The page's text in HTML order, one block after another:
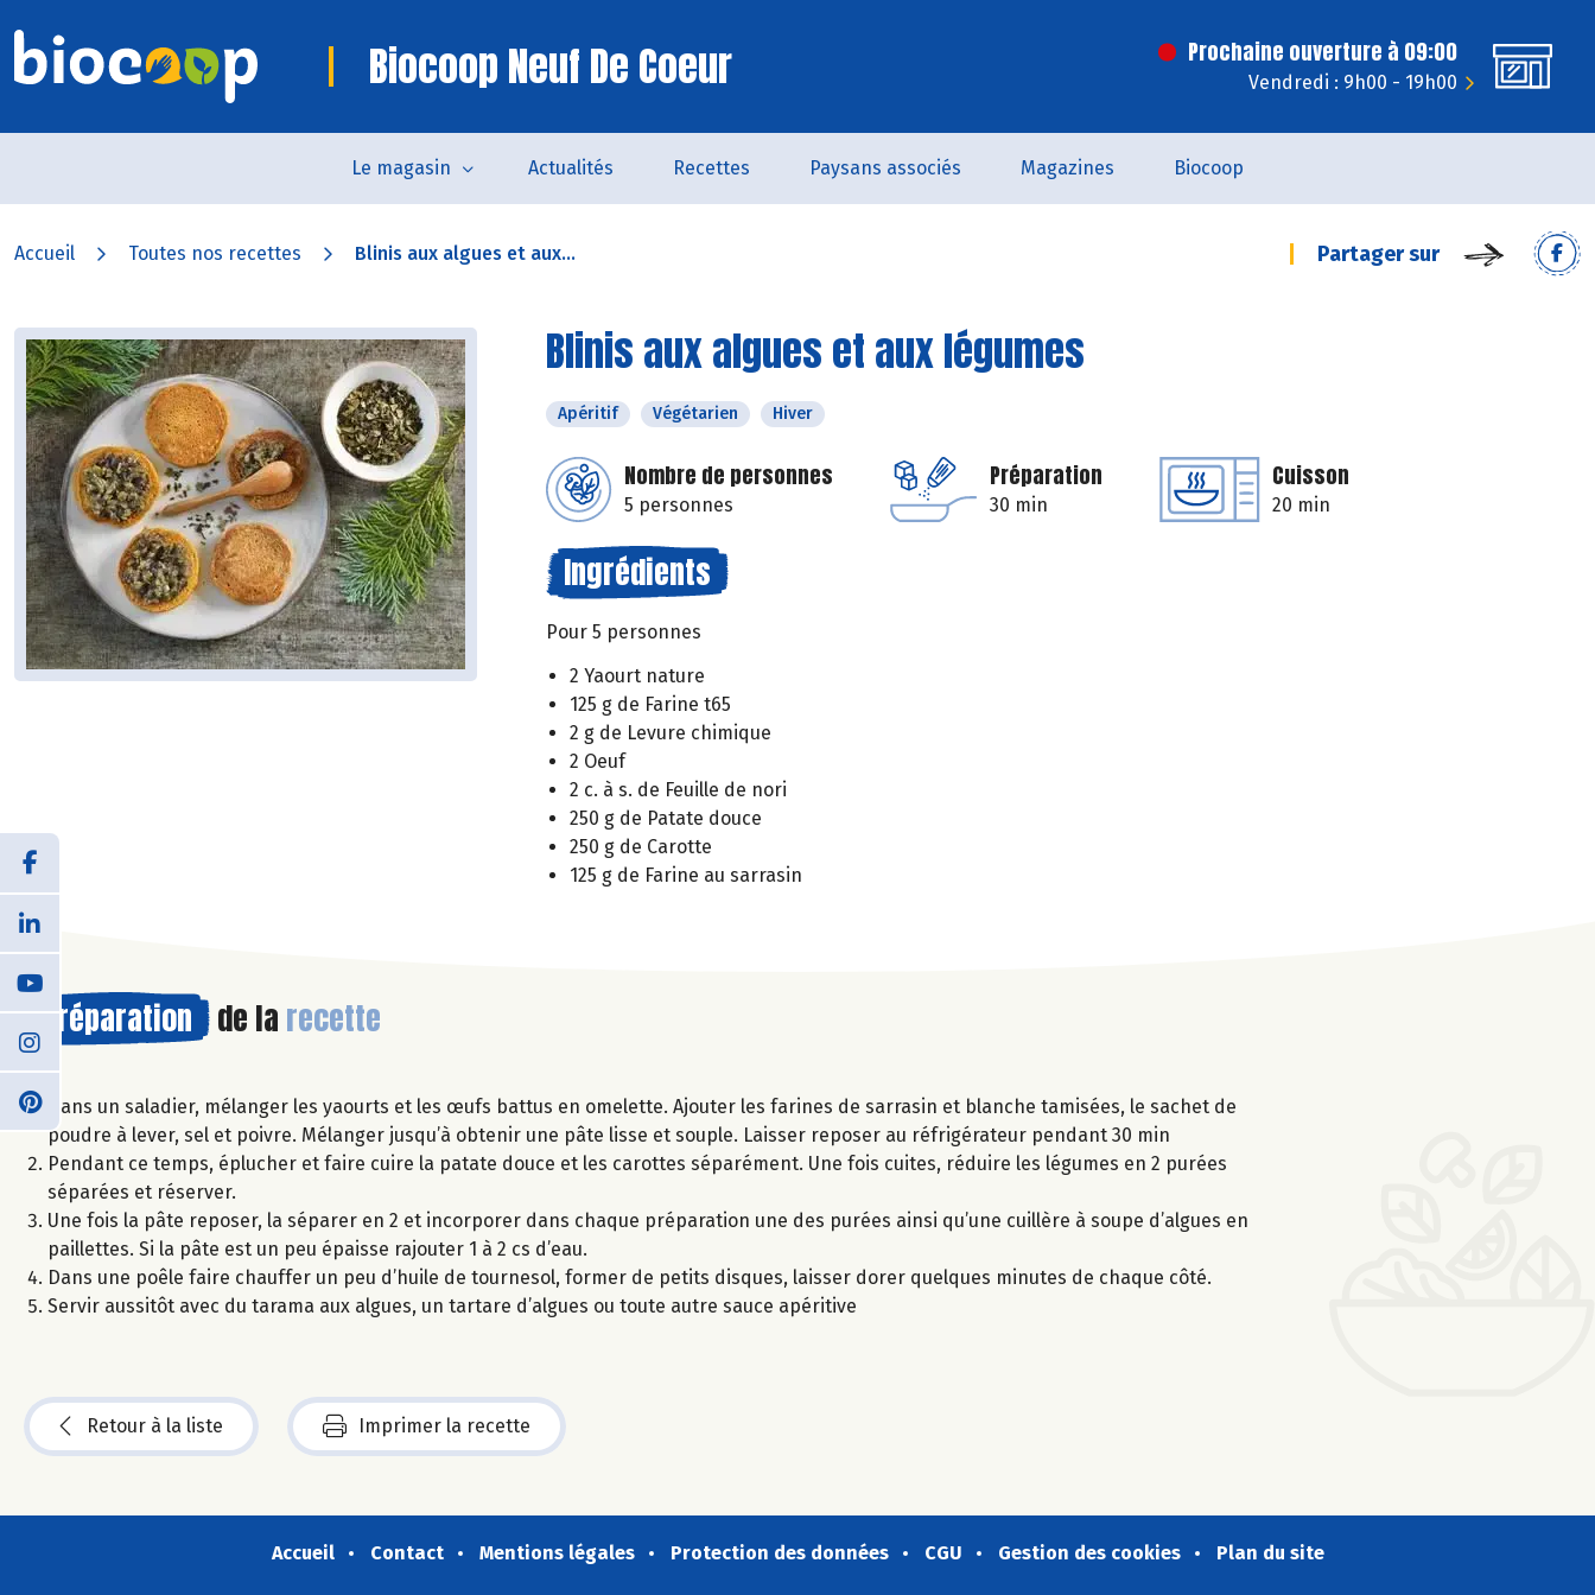
Biocoop Neuf De Coeur Prochaine ouverture à 09:00
Vendredi : 9h00 - 19h00
Le magasin Actualités Recettes Paysans associés Magazines Biocoop
Accueil Toutes nos recettes Blinis aux algues et aux... Partager sur
Blinis aux algues et aux légumes
Apéritif Végétarien Hiver
Nombre de personnes
5 personnes
Préparation
30 min
Cuisson
20 min
Ingrédients
Pour 5 personnes
2 Yaourt nature
125 g de Farine t65
2 g de Levure chimique
2 Oeuf
2 c. à s. de Feuille de nori
250 g de Patate douce
250 g de Carotte
125 g de Farine au sarrasin
Préparation de la recette
Dans un saladier, mélanger les yaourts et les œufs battus en omelette. Ajouter les farines de sarrasin et blanche tamisées, le sachet de
poudre à lever, sel et poivre. Mélanger jusqu’à obtenir une pâte lisse et souple. Laisser reposer au réfrigérateur pendant 30 min
Pendant ce temps, éplucher et faire cuire la patate douce et les carottes séparément. Une fois cuites, réduire les légumes en 2 purées
séparées et réserver.
Une fois la pâte reposer, la séparer en 2 et incorporer dans chaque préparation une des purées ainsi qu’une cuillère à soupe d’algues en
paillettes. Si la pâte est un peu épaisse rajouter 1 à 2 cs d’eau.
Dans une poêle faire chauffer un peu d’huile de tournesol, former de petits disques, laisser dorer quelques minutes de chaque côté.
Servir aussitôt avec du tarama aux algues, un tartare d’algues ou toute autre sauce apéritive
Retour à la liste Imprimer la recette
Accueil Contact Mentions légales Protection des données CGU Gestion des cookies Plan du site